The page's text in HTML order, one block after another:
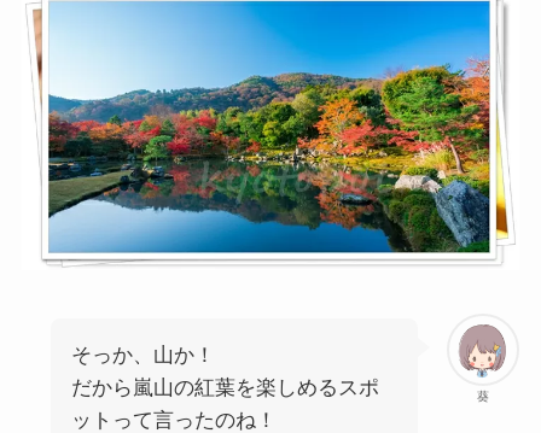
葵
そっか、山か！
だから嵐山の紅葉を楽しめるスポ
ットって言ったのね！